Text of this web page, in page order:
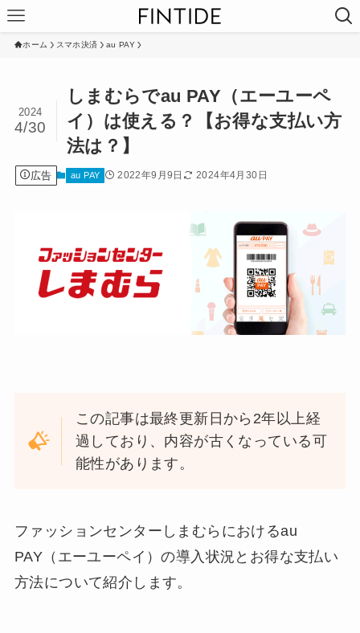
ホーム スマホ決済 au PAY
しまむらでau PAY（エーユーペ
イ）は使える？【お得な支払い方
法は？】
2024
4/30
広告 au PAY 2022年9月9日 2024年4月30日
この記事は最終更新日から2年以上経
過しており、内容が古くなっている可
能性があります。
ファッションセンターしまむらにおけるau
PAY（エーユーペイ）の導入状況とお得な支払い
方法について紹介します。